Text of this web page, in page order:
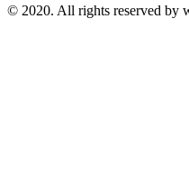
© 2020. All rights reserved by